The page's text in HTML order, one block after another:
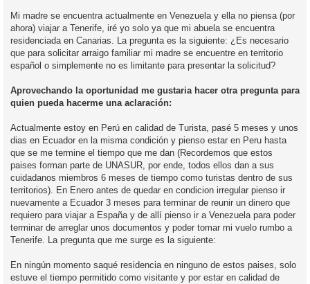
Mi madre se encuentra actualmente en Venezuela y ella no piensa (por
ahora) viajar a Tenerife, iré yo solo ya que mi abuela se encuentra
residenciada en Canarias. La pregunta es la siguiente: ¿Es necesario
que para solicitar arraigo familiar mi madre se encuentre en territorio
español o simplemente no es limitante para presentar la solicitud?
Aprovechando la oportunidad me gustaria hacer otra pregunta para
quien pueda hacerme una aclaración:
Actualmente estoy en Perú en calidad de Turista, pasé 5 meses y unos
dias en Ecuador en la misma condición y pienso estar en Peru hasta
que se me termine el tiempo que me dan (Recordemos que estos
paises forman parte de UNASUR, por ende, todos ellos dan a sus
cuidadanos miembros 6 meses de tiempo como turistas dentro de sus
territorios). En Enero antes de quedar en condicion irregular pienso ir
nuevamente a Ecuador 3 meses para terminar de reunir un dinero que
requiero para viajar a España y de allí pienso ir a Venezuela para poder
terminar de arreglar unos documentos y poder tomar mi vuelo rumbo a
Tenerife. La pregunta que me surge es la siguiente:
En ningún momento saqué residencia en ninguno de estos paises, solo
estuve el tiempo permitido como visitante y por estar en calidad de